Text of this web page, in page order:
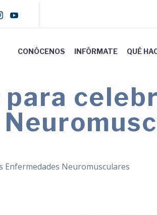
CONÓCENOS INFÓRMATE QUÉ
para